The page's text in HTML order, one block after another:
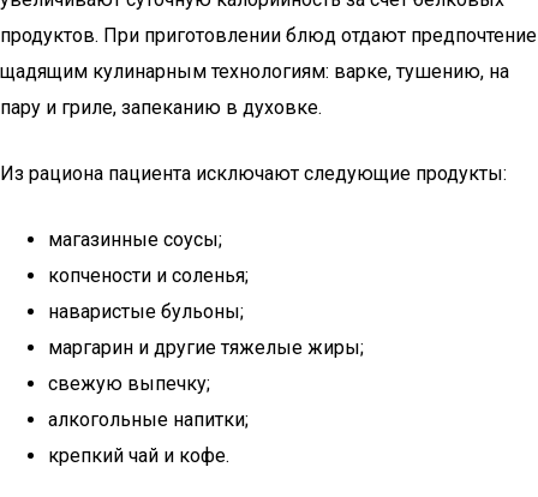
продуктов. При приготовлении блюд отдают предпочтение
щадящим кулинарным технологиям: варке, тушению, на
пару и гриле, запеканию в духовке.
Из рациона пациента исключают следующие продукты:
магазинные соусы;
копчености и соленья;
наваристые бульоны;
маргарин и другие тяжелые жиры;
свежую выпечку;
алкогольные напитки;
крепкий чай и кофе.